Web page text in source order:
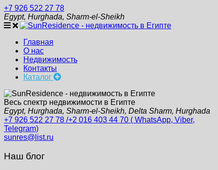
+7 926 522 27 78
Egypt, Hurghada, Sharm-el-Sheikh
Главная
О нас
Недвижимость
Контакты
Каталог
Весь спектр недвижимости в Египте
Egypt, Hurghada, Sharm-el-Sheikh, Delta Sharm, Hurghada
+7 926 522 27 78 /+2 016 403 44 70 ( WhatsApp, Viber,
Telegram)
sunres@list.ru
Наш блог